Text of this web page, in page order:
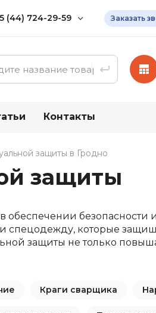
(44) 724-29-59
доступной
собственного
(29) 566-24-36
контакты
Заказать
рук
Бытовая химия
Хозяйственные
Ткани и
Контакты
защиты в Гродно
защиты
безопасности
спецодежду, которые
защиты не только
Краги сварщика